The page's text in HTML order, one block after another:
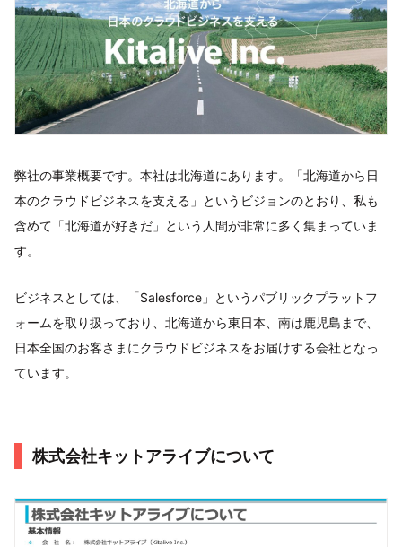
弊社の事業概要です。本社は北海道にあります。「北海道から日
本のクラウドビジネスを支える」というビジョンのとおり、私も
含めて「北海道が好きだ」という人間が非常に多く集まっていま
す。
ビジネスとしては、「Salesforce」というパブリックプラットフ
ォームを取り扱っており、北海道から東日本、南は鹿児島まで、
日本全国のお客さまにクラウドビジネスをお届けする会社となっ
ています。
株式会社キットアライブについて